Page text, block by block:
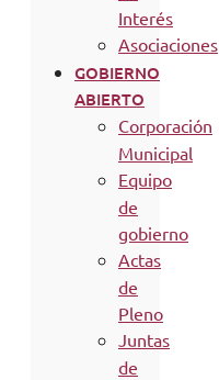
Interés
Asociaciones
GOBIERNO
ABIERTO
Corporación
Municipal
Equipo
de
gobierno
Actas
de
Pleno
Juntas
de